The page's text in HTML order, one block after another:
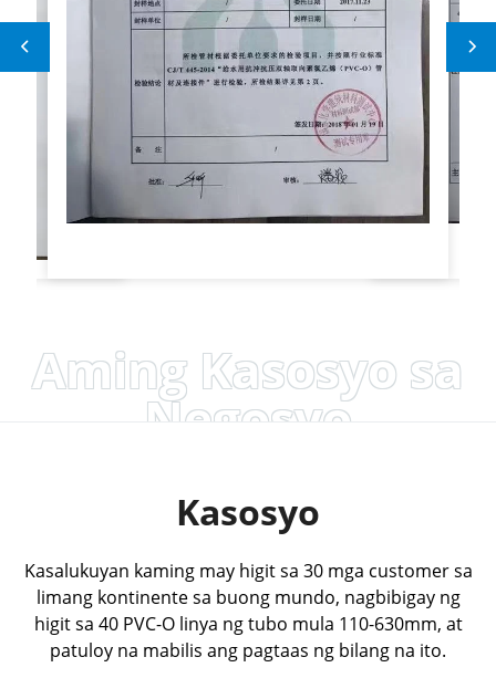
Aming Kasosyo sa
Negosyo
Kasosyo
Kasalukuyan kaming may higit sa 30 mga customer sa
limang kontinente sa buong mundo, nagbibigay ng
higit sa 40 PVC-O linya ng tubo mula 110-630mm, at
patuloy na mabilis ang pagtaas ng bilang na ito.